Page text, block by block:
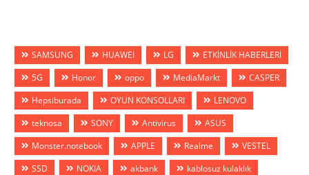
SAMSUNG HUAWEİ LG
ETKİNLİK HABERLERİ
5G
Honor oppo MediaMarkt
CASPER
Hepsiburada
OYUN KONSOLLARI
LENOVO
teknosa
SONY Antivirus
ASUS
Monster.notebook
APPLE Realme
VESTEL
SSD
NOKIA akbank
kablosuz kulaklık